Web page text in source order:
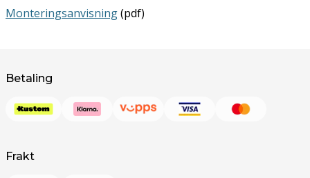
Monteringsanvisning(pdf)
Betaling
Frakt